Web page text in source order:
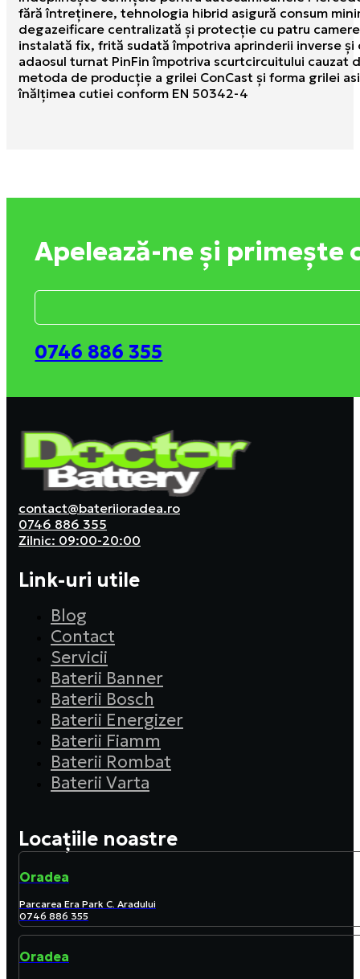
fără întreținere, tehnologia hibrid asigură consum
degazeificare centralizată şi protecţie cu patru
instalată fix, frită sudată împotriva aprinderii inverse
adaosul turnat PinFin împotriva scurtcircuitului cauzat
metoda de producţie a grilei ConCast şi forma grilei
înălţimea cutiei conform EN 50342-4
Apelează-ne și
0746 886 355
contact@bateriioradea.ro
0746 886 355
Zilnic: 09:00-20:00
Link-uri utile
Blog
Contact
Servicii
Baterii Banner
Baterii Bosch
Baterii Energizer
Baterii Fiamm
Baterii Rombat
Baterii Varta
Locațiile noastre
Oradea
Parcarea Era Park C. Aradului
0746 886 355
Oradea